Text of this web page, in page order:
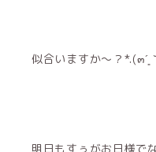
似合いますか〜？*.(๓´͈
明日もすぅがお日様で